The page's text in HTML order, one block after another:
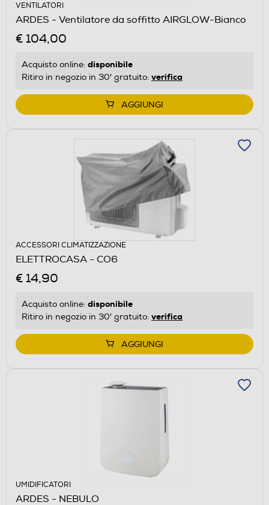
VENTILATORI
ARDES - Ventilatore da soffitto AIRGLOW-Bianco
€ 104,00
Acquisto online: disponibile
Ritiro in negozio in 30' gratuito: verifica
AGGIUNGI
ACCESSORI CLIMATIZZAZIONE
ELETTROCASA - CO6
€ 14,90
Acquisto online: disponibile
Ritiro in negozio in 30' gratuito: verifica
AGGIUNGI
UMIDIFICATORI
ARDES - NEBULO